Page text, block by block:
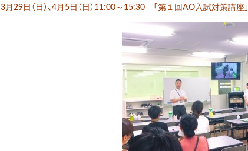
3月29日（日）、4月5日（日）11:00～15:30 「第１回AO入試対策講座」